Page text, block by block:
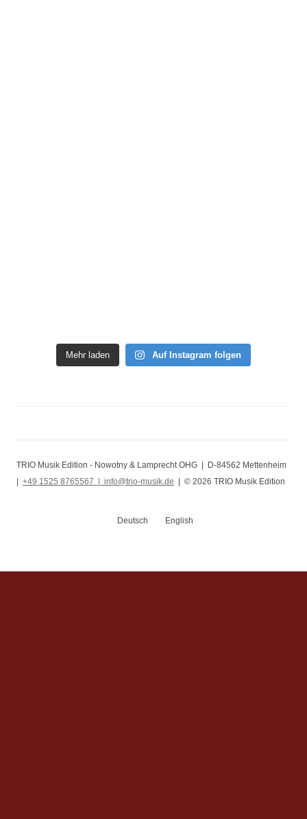
Mehr laden Auf Instagram folgen
TRIO Musik Edition - Nowotny & Lamprecht OHG | D-84562 Mettenheim
| +49 1525 8765567 | info@trio-musik.de | © 2026 TRIO Musik Edition
Deutsch English